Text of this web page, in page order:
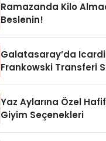
Ramazanda Kilo
Beslenin!
Galatasaray’da Icardi
Frankowski Transferi
Yaz Aylarına Özel
Giyim Seçenekleri